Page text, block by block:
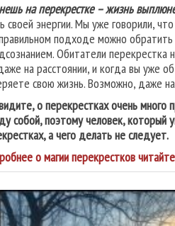
на перекрестке – жизнь
своей энергии. Мы уже говорили,
подходе можно обратить
Обитатели
на расстоянии, и когда вы уже
свою жизнь. Возможно, даже
о перекрестках очень
собой, поэтому человек, который
а чего делать не следует.
о магии перекрестков